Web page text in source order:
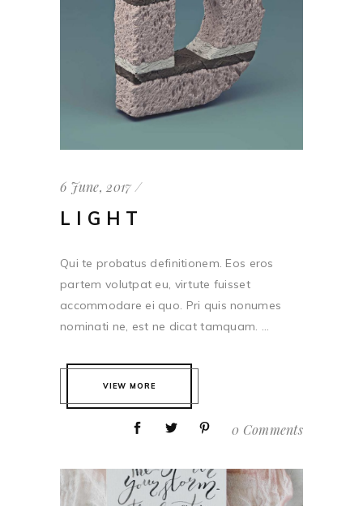
6 June, 2017
LIGHT
Qui te probatus definitionem. Eos eros
partem volutpat eu, virtute fuisset
accommodare ei quo. Pri quis nonumes
nominati ne, est ne dicat tamquam. ...
VIEW MORE
0 Comments